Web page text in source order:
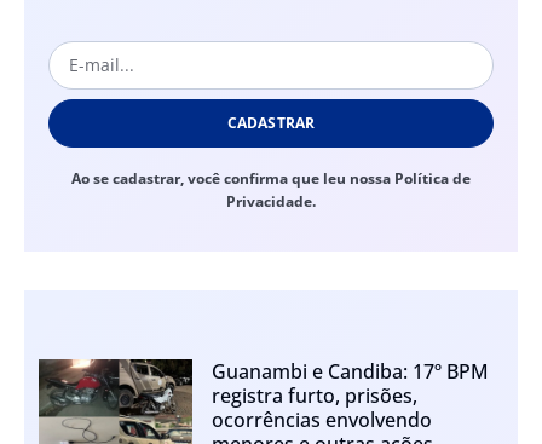
CADASTRAR
Ao se cadastrar, você confirma que leu nossa Política de
Privacidade.
Guanambi e Candiba: 17º BPM
registra furto, prisões,
ocorrências envolvendo